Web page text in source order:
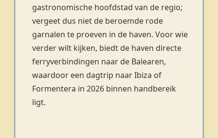
gastronomische hoofdstad van de regio;
vergeet dus niet de beroemde rode
garnalen te proeven in de haven. Voor wie
verder wilt kijken, biedt de haven directe
ferryverbindingen naar de Balearen,
waardoor een dagtrip naar Ibiza of
Formentera in 2026 binnen handbereik
ligt.